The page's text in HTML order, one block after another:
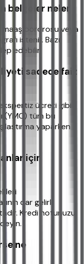
belgeler neler?
maaş bordrosu veya
istenir. Bazı
edebilir.
sadece faiz
ekspertiz ücreti gibi
(YMO) tüm bu
yaparken
için
dar gelirli
Kredi notunuzu
ne